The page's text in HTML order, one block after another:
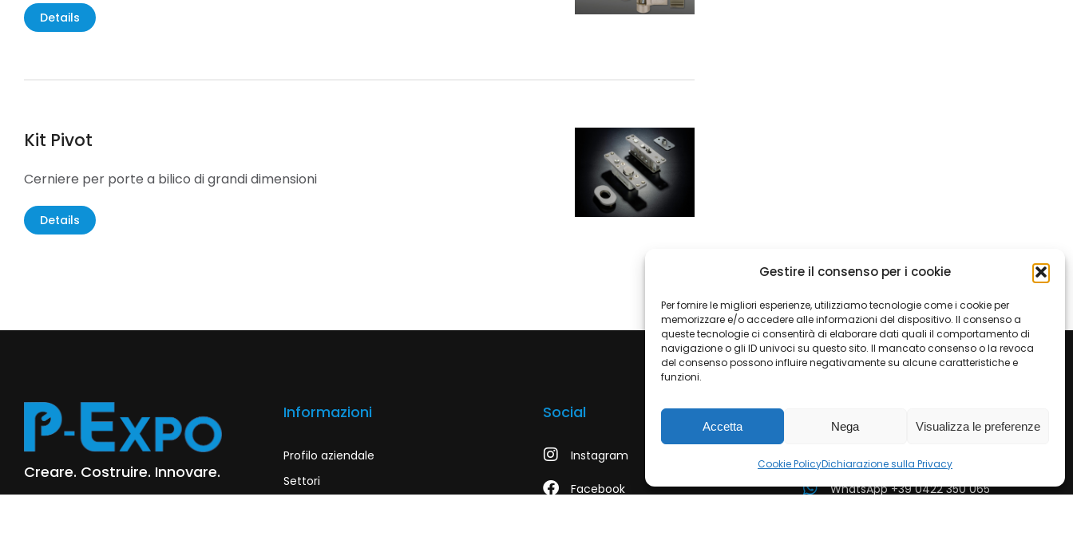
Gestire il consenso per i cookie
Per fornire le migliori esperienze, utilizziamo tecnologie come i cookie per
memorizzare e/o accedere alle informazioni del dispositivo. Il consenso a
queste tecnologie ci consentirà di elaborare dati quali il comportamento di
navigazione o gli ID univoci su questo sito. Il mancato consenso o la revoca
del consenso possono influire negativamente su alcune caratteristiche e
funzioni.
Accetta Nega Visualizza le preferenze
Cookie PolicyDichiarazione sulla Privacy
Details
Kit Pivot
Cerniere per porte a bilico di grandi dimensioni
Details
Creare. Costruire. Innovare.
Informazioni
Profilo aziendale
Settori
Social
Instagram
Facebook WhatsApp +39 0422 350 065